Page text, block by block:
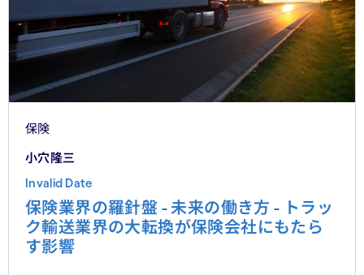
保険
小穴隆三
Invalid Date
保険業界の羅針盤 - 未来の働き方 - トラッ
ク輸送業界の大転換が保険会社にもたら
す影響